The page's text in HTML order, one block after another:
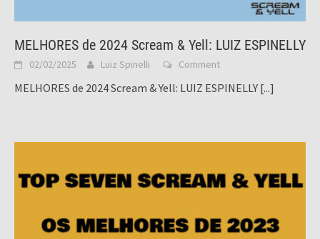
MELHORES de 2024 Scream & Yell: LUIZ ESPINELLY
02/02/2025 Luiz Spinelli Comment
MELHORES de 2024 Scream & Yell: LUIZ ESPINELLY [...]